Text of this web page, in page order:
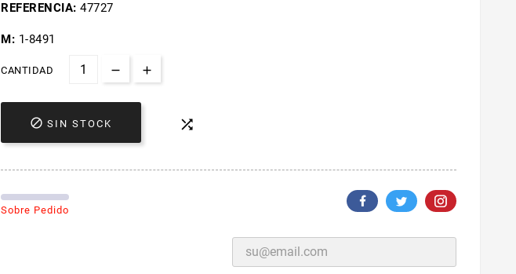
REFERENCIA: 47727
M: 1-8491
CANTIDAD
 SIN STOCK 
Sobre Pedido